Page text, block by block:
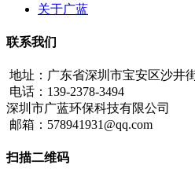
关于广蓝
联系我们
地址：广东省深圳市宝安区沙井
电话：139-2378-3494
深圳市广蓝环保科技有限公司
邮箱：578941931@qq.com
扫描二维码